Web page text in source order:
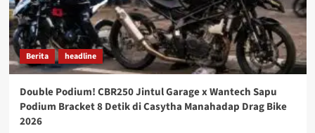
Berita headline
Double Podium! CBR250 Jintul Garage x Wantech Sapu
Podium Bracket 8 Detik di Casytha Manahadap Drag Bike
2026